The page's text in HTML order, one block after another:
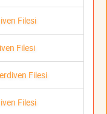
Filesi
Filesi
Filesi
Filesi